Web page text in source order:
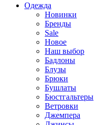
Одежда
Новинки
Бренды
Sale
Новое
Наш выбор
Бадлоны
Блузы
Брюки
Бушлаты
Бюстгальтеры
Ветровки
Джемпера